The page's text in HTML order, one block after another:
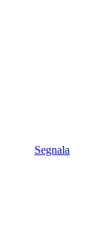
Segnala